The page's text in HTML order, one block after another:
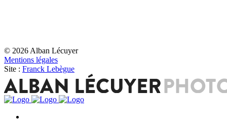
© 2026 Alban Lécuyer
Mentions légales
Site : Franck Lebègue